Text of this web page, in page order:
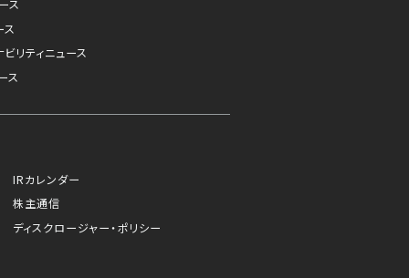
ス
ス
リティニュース
ス
IRカレンダー
株主通信
ディスクロージャー・ポリシー